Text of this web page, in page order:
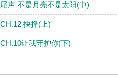
尾声 不是月亮不是太阳(中)
CH.12 抉择(上)
CH.10让我守护你(下)